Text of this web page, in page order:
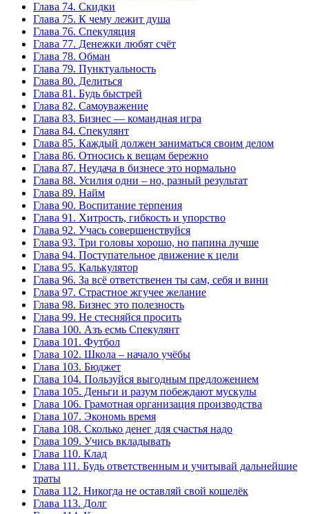
Глава 74. Скидки
Глава 75. К чему лежит душа
Глава 76. Спекуляция
Глава 77. Денежки любят счёт
Глава 78. Обман
Глава 79. Пунктуальность
Глава 80. Делиться
Глава 81. Будь быстрей
Глава 82. Самоуважение
Глава 83. Бизнес — командная игра
Глава 84. Спекулянт
Глава 85. Каждый должен заниматься своим делом
Глава 86. Относись к вещам бережно
Глава 87. Неудача в бизнесе это нормально
Глава 88. Усилия одни – но, разный результат
Глава 89. Найм
Глава 90. Воспитание терпения
Глава 91. Хитрость, гибкость и упорство
Глава 92. Учась совершенствуйся
Глава 93. Три головы хорошо, но папина лучше
Глава 94. Поступательное движение к цели
Глава 95. Калькулятор
Глава 96. За всё ответственен ты сам, себя и вини
Глава 97. Страстное жгучее желание
Глава 98. Бизнес это полезность
Глава 99. Не стесняйся просить
Глава 100. Азъ есмь Спекулянт
Глава 101. Футбол
Глава 102. Школа – начало учёбы
Глава 103. Бюджет
Глава 104. Пользуйся выгодным предложением
Глава 105. Деньги и разум побеждают мускулы
Глава 106. Грамотная организация производства
Глава 107. Экономь время
Глава 108. Сколько денег для счастья надо
Глава 109. Учись вкладывать
Глава 110. Клад
Глава 111. Будь ответственным и учитывай дальнейшие
траты
Глава 112. Никогда не оставляй свой кошелёк
Глава 113. Долг